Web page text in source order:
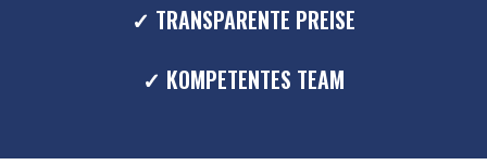
✓ TRANSPARENTE PREISE
✓ KOMPETENTES TEAM